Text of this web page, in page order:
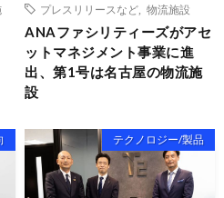
プレスリリースなど
物流施設
ANAファシリティーズがアセ
ットマネジメント事業に進
出、第1号は名古屋の物流施
設
テクノロジー/製品